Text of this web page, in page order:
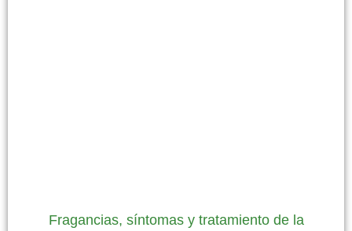
Fragancias, síntomas y tratamiento de la